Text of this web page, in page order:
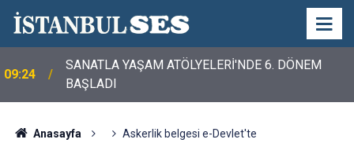
09:24
SANATLA YAŞAM ATÖLYELERİ'NDE 6. DÖNEM
BAŞLADI
Anasayfa Askerlik belgesi e-Devlet'te